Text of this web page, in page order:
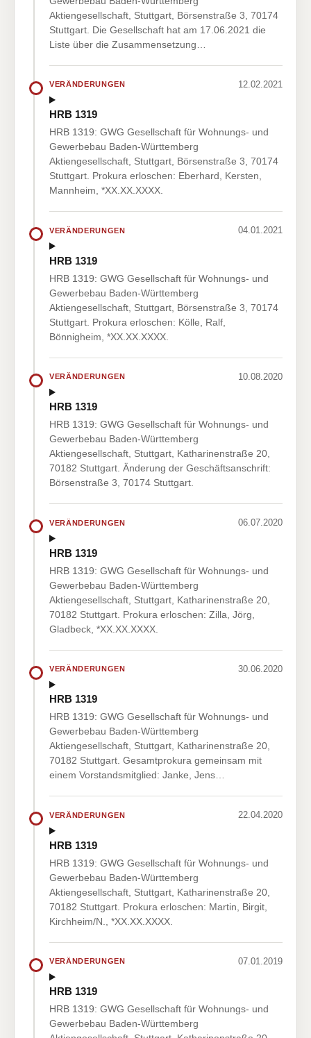
Aktiengesellschaft, Stuttgart, Börsenstraße 3, 70174
Stuttgart. Die Gesellschaft hat am 17.06.2021 die
Liste über die Zusammensetzung…
VERÄNDERUNGEN 12.02.2021
HRB 1319
HRB 1319: GWG Gesellschaft für Wohnungs- und
Gewerbebau Baden-Württemberg
Aktiengesellschaft, Stuttgart, Börsenstraße 3, 70174
Stuttgart. Prokura erloschen: Eberhard, Kersten,
Mannheim, *XX.XX.XXXX.
VERÄNDERUNGEN 04.01.2021
HRB 1319
HRB 1319: GWG Gesellschaft für Wohnungs- und
Gewerbebau Baden-Württemberg
Aktiengesellschaft, Stuttgart, Börsenstraße 3, 70174
Stuttgart. Prokura erloschen: Kölle, Ralf,
Bönnigheim, *XX.XX.XXXX.
VERÄNDERUNGEN 10.08.2020
HRB 1319
HRB 1319: GWG Gesellschaft für Wohnungs- und
Gewerbebau Baden-Württemberg
Aktiengesellschaft, Stuttgart, Katharinenstraße 20,
70182 Stuttgart. Änderung der Geschäftsanschrift:
Börsenstraße 3, 70174 Stuttgart.
VERÄNDERUNGEN 06.07.2020
HRB 1319
HRB 1319: GWG Gesellschaft für Wohnungs- und
Gewerbebau Baden-Württemberg
Aktiengesellschaft, Stuttgart, Katharinenstraße 20,
70182 Stuttgart. Prokura erloschen: Zilla, Jörg,
Gladbeck, *XX.XX.XXXX.
VERÄNDERUNGEN 30.06.2020
HRB 1319
HRB 1319: GWG Gesellschaft für Wohnungs- und
Gewerbebau Baden-Württemberg
Aktiengesellschaft, Stuttgart, Katharinenstraße 20,
70182 Stuttgart. Gesamtprokura gemeinsam mit
einem Vorstandsmitglied: Janke, Jens…
VERÄNDERUNGEN 22.04.2020
HRB 1319
HRB 1319: GWG Gesellschaft für Wohnungs- und
Gewerbebau Baden-Württemberg
Aktiengesellschaft, Stuttgart, Katharinenstraße 20,
70182 Stuttgart. Prokura erloschen: Martin, Birgit,
Kirchheim/N., *XX.XX.XXXX.
VERÄNDERUNGEN 07.01.2019
HRB 1319
HRB 1319: GWG Gesellschaft für Wohnungs- und
Gewerbebau Baden-Württemberg